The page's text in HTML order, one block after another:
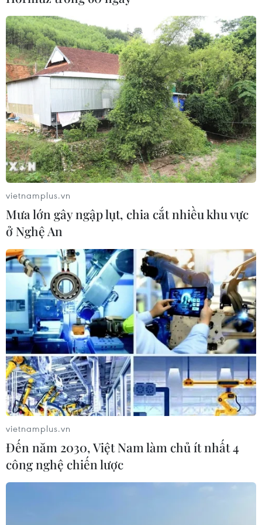
(Vietnam+)
#Ngân sách quốc phòng
#Ngành công nghiệp vũ khí của Mỹ
Mỹ
Theo dõi VietnamPlus
TIN LIÊN QUAN
vietnamplus.vn
Mưa lớn gây ngập lụt, chia cắt nhiều khu vực
ở Nghệ An
vietnamplus.vn
Đến năm 2030, Việt Nam làm chủ ít nhất 4
công nghệ chiến lược